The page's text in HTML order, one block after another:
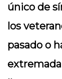
único de
los
pasado o